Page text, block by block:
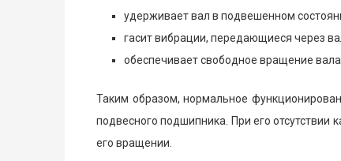
удерживает вал в подвешенном
гасит вибрации, передающиеся через
обеспечивает свободное вращение вала
Таким образом, нормальное
подвесного подшипника. При его отсутствии
его вращении.